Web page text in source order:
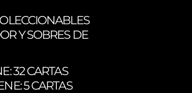
Y SOBRES DE
32 CARTAS
5 CARTAS